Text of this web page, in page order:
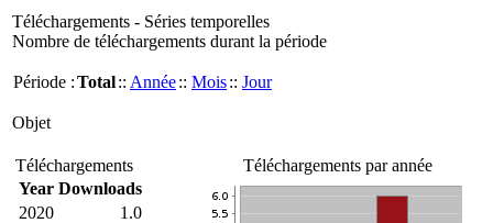
Téléchargements - Séries temporelles
Nombre de téléchargements durant la période
Période :Total:: Année:: Mois:: Jour
Objet
Téléchargements
Year Downloads
2020
1.0
Téléchargements par année